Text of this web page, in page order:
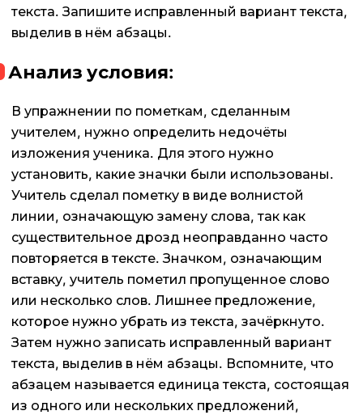
текста. Запишите исправленный вариант текста,
выделив в нём абзацы.
Анализ условия:
В упражнении по пометкам, сделанным
учителем, нужно определить недочёты
изложения ученика. Для этого нужно
установить, какие значки были использованы.
Учитель сделал пометку в виде волнистой
линии, означающую замену слова, так как
существительное дрозд неоправданно часто
повторяется в тексте. Значком, означающим
вставку, учитель пометил пропущенное слово
или несколько слов. Лишнее предложение,
которое нужно убрать из текста, зачёркнуто.
Затем нужно записать исправленный вариант
текста, выделив в нём абзацы. Вспомните, что
абзацем называется единица текста, состоящая
из одного или нескольких предложений,